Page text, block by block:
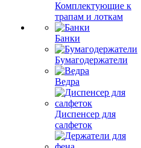
Комплектующие к
трапам и лоткам
Банки
Бумагодержатели
Ведра
Диспенсер для
салфеток